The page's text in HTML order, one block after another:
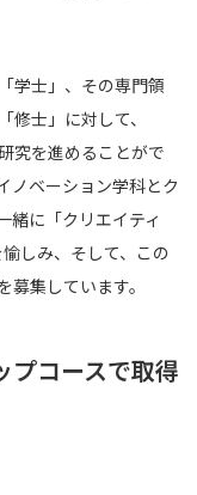
学士」、その専門領
修士」に対して、
究を進めることがで
ノベーション学科とク
緒に「クリエイティ
しみ、そして、この
集しています。
プコースで取得